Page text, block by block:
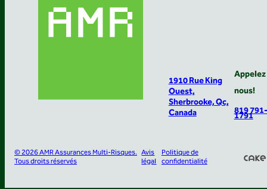
1910 Rue King
Ouest,
Sherbrooke, Qc,
Canada
Appelez
nous!
819 791-
1791
© 2026 AMR Assurances Multi-Risques.
Tous droits réservés
Avis
légal
Politique de
confidentialité